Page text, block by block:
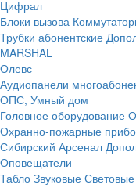
Цифрал
Блоки вызова
Трубки абонентские
MARSHAL
Олевс
Аудиопанели
ОПС, Умный дом
Головное оборудование
Охранно-пожарные
Сибирский Арсенал
Оповещатели
Табло Звуковые Световые